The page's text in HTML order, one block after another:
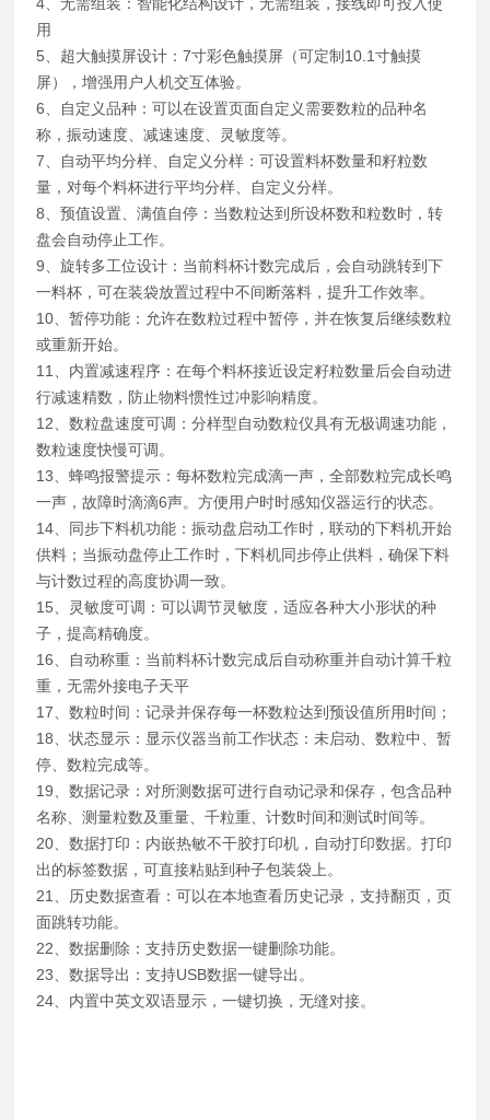
4、无需组装：智能化结构设计，无需组装，接线即可投入使
用
5、超大触摸屏设计：7寸彩色触摸屏（可定制10.1寸触摸
屏），增强用户人机交互体验。
6、自定义品种：可以在设置页面自定义需要数粒的品种名
称，振动速度、减速速度、灵敏度等。
7、自动平均分样、自定义分样：可设置料杯数量和籽粒数
量，对每个料杯进行平均分样、自定义分样。
8、预值设置、满值自停：当数粒达到所设杯数和粒数时，转
盘会自动停止工作。
9、旋转多工位设计：当前料杯计数完成后，会自动跳转到下
一料杯，可在装袋放置过程中不间断落料，提升工作效率。
10、暂停功能：允许在数粒过程中暂停，并在恢复后继续数粒
或重新开始。
11、内置减速程序：在每个料杯接近设定籽粒数量后会自动进
行减速精数，防止物料惯性过冲影响精度。
12、数粒盘速度可调：分样型自动数粒仪具有无极调速功能，
数粒速度快慢可调。
13、蜂鸣报警提示：每杯数粒完成滴一声，全部数粒完成长鸣
一声，故障时滴滴6声。方便用户时时感知仪器运行的状态。
14、同步下料机功能：振动盘启动工作时，联动的下料机开始
供料；当振动盘停止工作时，下料机同步停止供料，确保下料
与计数过程的高度协调一致。
15、灵敏度可调：可以调节灵敏度，适应各种大小形状的种
子，提高精确度。
16、自动称重：当前料杯计数完成后自动称重并自动计算千粒
重，无需外接电子天平
17、数粒时间：记录并保存每一杯数粒达到预设值所用时间；
18、状态显示：显示仪器当前工作状态：未启动、数粒中、暂
停、数粒完成等。
19、数据记录：对所测数据可进行自动记录和保存，包含品种
名称、测量粒数及重量、千粒重、计数时间和测试时间等。
20、数据打印：内嵌热敏不干胶打印机，自动打印数据。打印
出的标签数据，可直接粘贴到种子包装袋上。
21、历史数据查看：可以在本地查看历史记录，支持翻页，页
面跳转功能。
22、数据删除：支持历史数据一键删除功能。
23、数据导出：支持USB数据一键导出。
24、内置中英文双语显示，一键切换，无缝对接。